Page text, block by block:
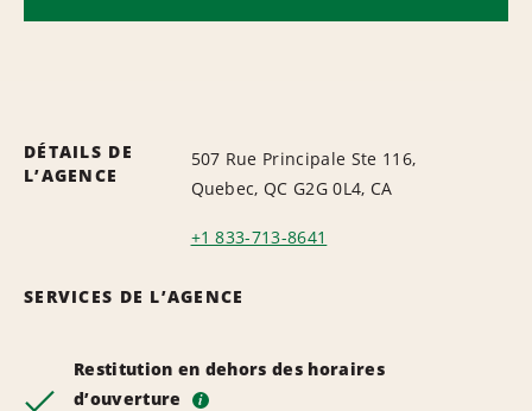
DÉTAILS DE
L’AGENCE
507 Rue Principale Ste 116,
Quebec, QC G2G 0L4, CA
+1 833-713-8641
SERVICES DE L’AGENCE
Restitution en dehors des horaires
d’ouverture
i